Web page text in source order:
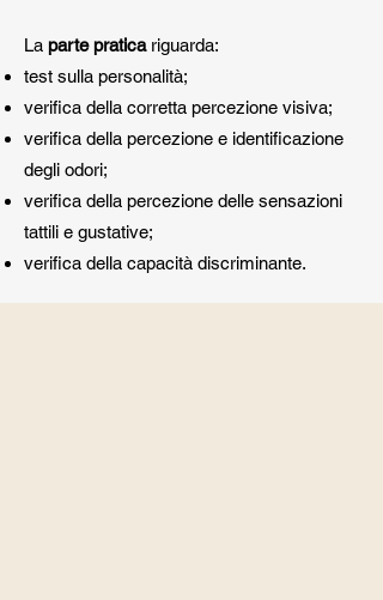
La parte praticariguarda:
test sulla personalità;
verifica della corretta percezione visiva;
verifica della percezione e identificazione
degli odori;
verifica della percezione delle sensazioni
tattili e gustative;
verifica della capacità discriminante.